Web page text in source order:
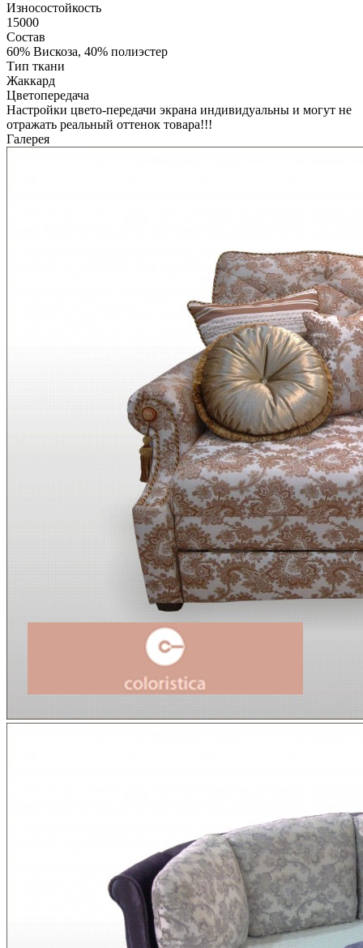
Износостойкость
15000
Состав
60% Вискоза, 40% полиэстер
Тип ткани
Жаккард
Цветопередача
Настройки цвето-передачи экрана индивидуальны и могут не
отражать реальный оттенок товара!!!
Галерея